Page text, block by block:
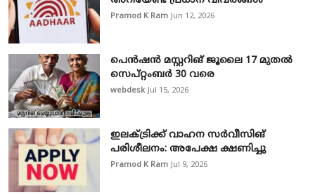
Pramod K Ram Jun 12, 2026
പെൻഷൻ മസ്റ്ററിങ് ജൂലൈ 17 മുതൽ
സെപ്റ്റംബർ 30 വരെ
webdesk Jul 15, 2026
ഇലക്ട്രിക്ക് വാഹന സർവീസിങ്
പരിശീലനം: അപേക്ഷ ക്ഷണിച്ചു
Pramod K Ram Jul 9, 2026